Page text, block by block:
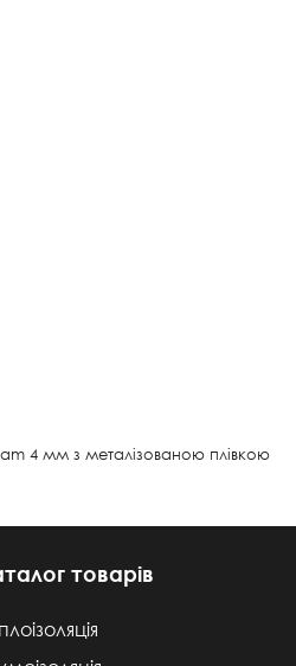
4 мм з металізованою плівкою
товарів